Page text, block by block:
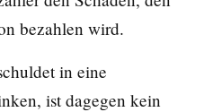
bezahlen wird.
in eine
ist dagegen kein